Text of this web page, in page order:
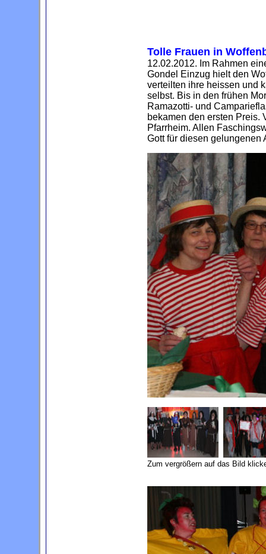
Tolle Frauen in
12.02.2012. Im Rahmen
Gondel Einzug hielt den
verteilten ihre heissen und
selbst. Bis in den frühen
Ramazotti- und
bekamen den ersten Preis.
Pfarrheim. Allen
Gott für diesen gelungenen
Zum vergrößern auf das Bild